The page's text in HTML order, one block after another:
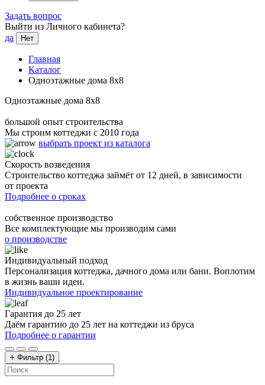
Задать вопрос
Выйти из Личного кабинета?
да
Нет
Главная
Каталог
Одноэтажные дома 8x8
Одноэтажные дома 8x8
большой опыт строительства
Мы строим коттеджи с 2010 года
выбрать проект из каталога
Скорость возведения
Строительство коттеджа займёт от 12 дней, в зависимости
от проекта
Подробнее о сроках
собственное производство
Все комплектующие мы производим сами
о производстве
Индивидуальный подход
Персонализация коттеджа, дачного дома или бани. Воплотим
в жизнь ваши идеи.
Индивидуальное проектирование
Гарантия до 25 лет
Даём гарантию до 25 лет на коттеджи из бруса
Подробнее о гарантии
Фильтр (1)